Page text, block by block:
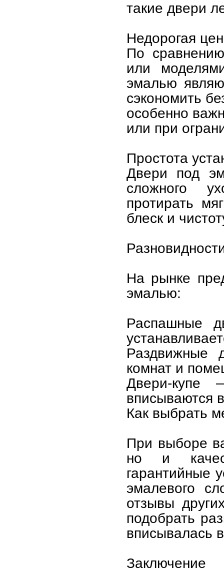
такие двери
Недорогая
По
или
эмалью
сэкономить
особенно
или при
Простота
Двери под
сложного
протирать
блеск и
На рынке
эмалью:
Распашные
Раздвижные
комнат и
Двери-купе
вписываются
Как выбрать
При выборе
но и
гарантийные
эмалевого
отзывы
подобрать
вписывалась
Заключение